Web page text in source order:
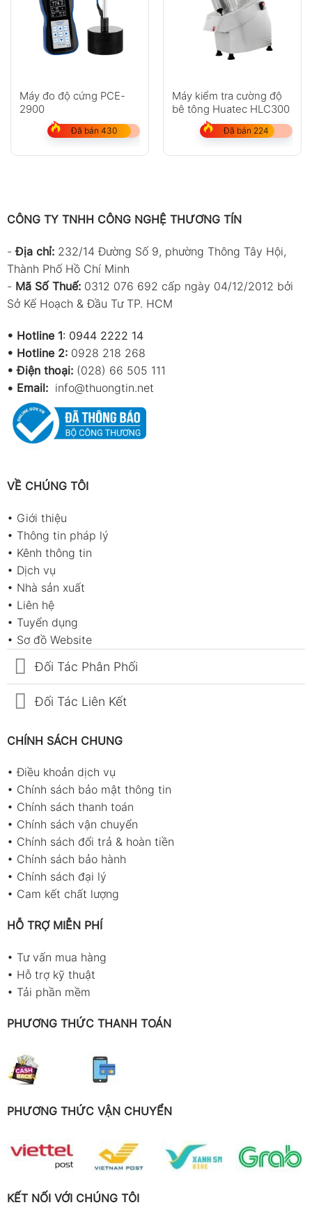
Máy đo độ cứng PCE-
2900
Đã bán 430
Máy kiểm tra cường độ
bê tông Huatec HLC300
Đã bán 224
CÔNG TY TNHH CÔNG NGHỆ THƯƠNG TÍN
-Địa chỉ: 232/14 Đường Số 9, phường Thông Tây Hội,
Thành Phố Hồ Chí Minh
- Mã Số Thuế: 0312 076 692 cấp ngày 04/12/2012 bởi
Sở Kế Hoạch & Đầu Tư TP. HCM
• Hotline 1: 0944 2222 14
• Hotline 2: 0928 218 268
• Điện thoại: (028) 66 505 111
• Email: info@thuongtin.net
VỀ CHÚNG TÔI
• Giới thiệu
• Thông tin pháp lý
• Kênh thông tin
• Dịch vụ
• Nhà sản xuất
• Liên hệ
• Tuyển dụng
• Sơ đồ Website
Đối Tác Phân Phối
Đối Tác Liên Kết
CHÍNH SÁCH CHUNG
•Điều khoản dịch vụ
• Chính sách bảo mật thông tin
• Chính sách thanh toán
• Chính sách vận chuyển
• Chính sách đổi trả & hoàn tiền
• Chính sách bảo hành
• Chính sách đại lý
• Cam kết chất lượng
HỖ TRỢ MIỄN PHÍ
• Tư vấn mua hàng
• Hỗ trợ kỹ thuật
• Tải phần mềm
PHƯƠNG THỨC THANH TOÁN
PHƯƠNG THỨC VẬN CHUYỂN
KẾT NỐI VỚI CHÚNG TÔI